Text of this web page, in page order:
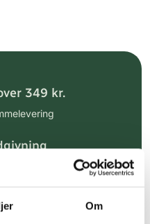
Om
349 kr.
(30 min. i Kbh)